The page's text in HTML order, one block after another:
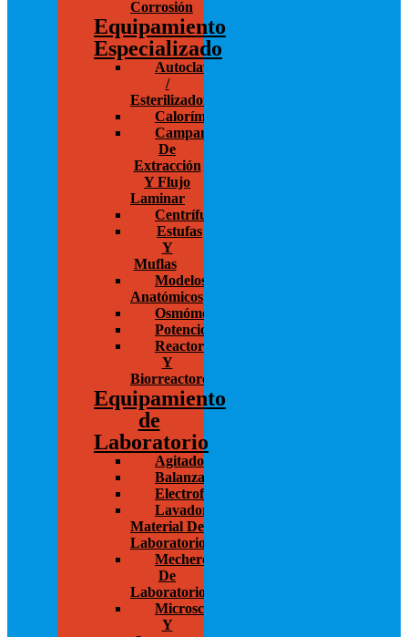
Corrosión
Equipamiento
Especializado
Autoclaves
/
Esterilizadores
Calorímetros
Campanas
De
Extracción
Y Flujo
Laminar
Centrífugas
Estufas
Y
Muflas
Modelos
Anatómicos
Osmómetros
Potenciostato
Reactores
Y
Biorreactores
Equipamiento
de
Laboratorio
Agitadores
Balanzas
Electroforesis
Lavadoras
Material De
Laboratorio
Mecheros
De
Laboratorio
Microscopios
Y